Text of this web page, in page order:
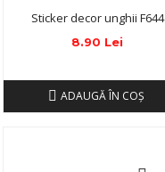
Sticker decor unghii F644
8.90 Lei
ADAUGĂ ÎN COŞ